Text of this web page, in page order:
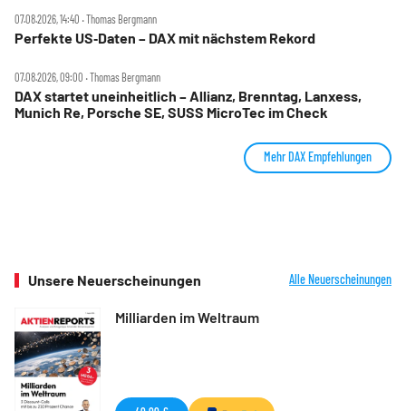
07.08.2026, 14:40 ‧ Thomas Bergmann
Perfekte US‑Daten – DAX mit nächstem Rekord
07.08.2026, 09:00 ‧ Thomas Bergmann
DAX startet uneinheitlich – Allianz, Brenntag, Lanxess,
Munich Re, Porsche SE, SUSS MicroTec im Check
Mehr DAX Empfehlungen
Unsere Neuerscheinungen Alle Neuerscheinungen
Milliarden im Weltraum